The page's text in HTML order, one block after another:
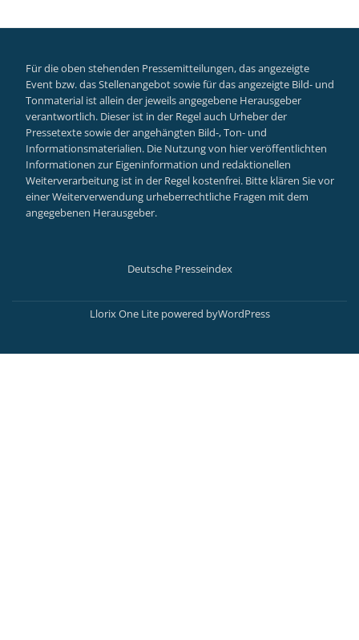
Für die oben stehenden Pressemitteilungen, das angezeigte
Event bzw. das Stellenangebot sowie für das angezeigte Bild- und
Tonmaterial ist allein der jeweils angegebene Herausgeber
verantwortlich. Dieser ist in der Regel auch Urheber der
Pressetexte sowie der angehängten Bild-, Ton- und
Informationsmaterialien. Die Nutzung von hier veröffentlichten
Informationen zur Eigeninformation und redaktionellen
Weiterverarbeitung ist in der Regel kostenfrei. Bitte klären Sie vor
einer Weiterverwendung urheberrechtliche Fragen mit dem
angegebenen Herausgeber.
Deutsche Presseindex
Secondary
Llorix One Lite powered byWordPress